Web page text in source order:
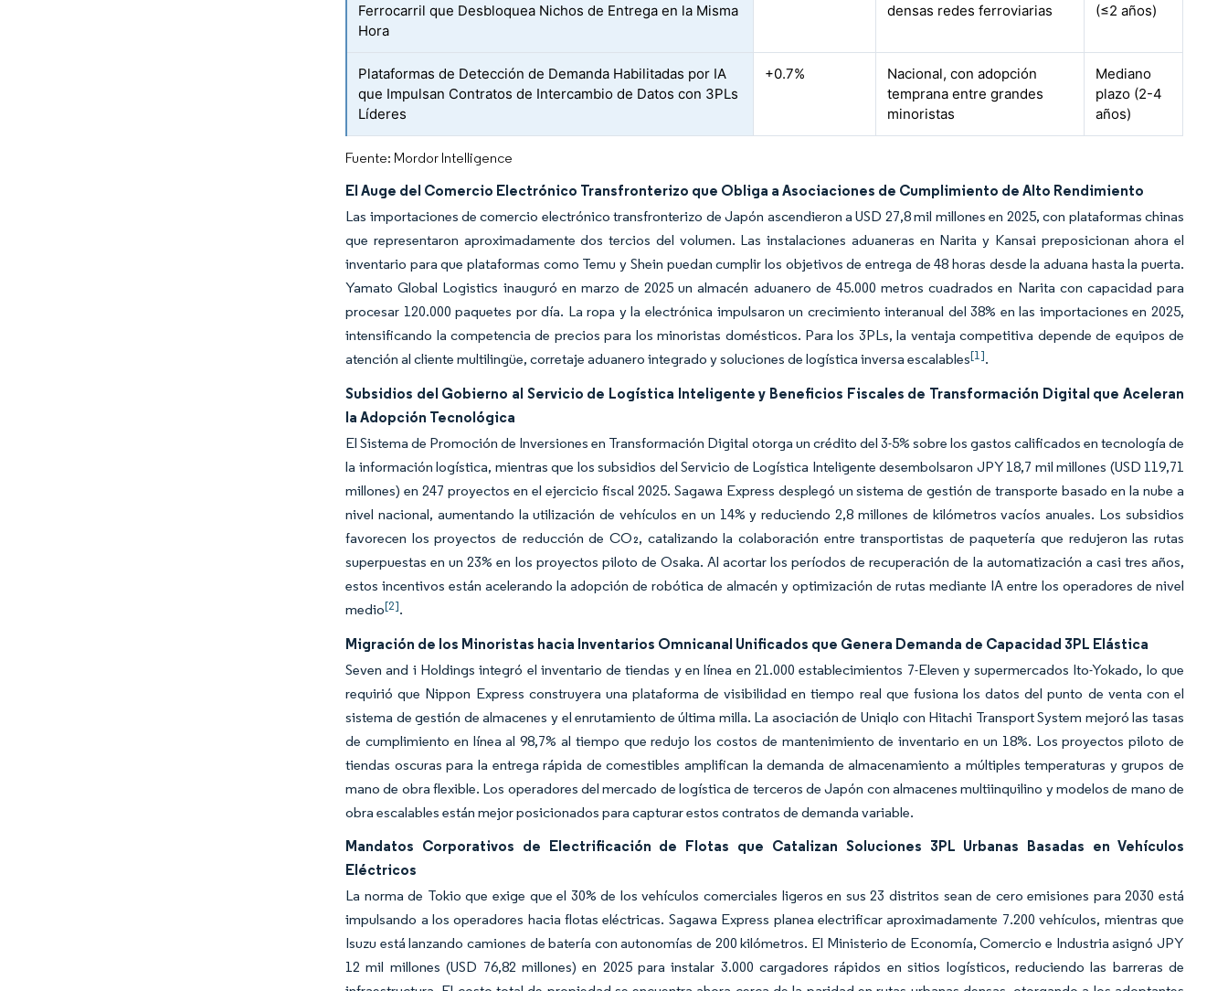
Ferrocarril que Desbloquea Nichos de Entrega en la Misma
Hora
densas redes ferroviarias
(≤2 años)
Plataformas de Detección de Demanda Habilitadas por IA
que Impulsan Contratos de Intercambio de Datos con 3PLs
Líderes
+0.7%
Nacional, con adopción
temprana entre grandes
minoristas
Mediano
plazo (2-4
años)
Fuente: Mordor Intelligence
El Auge del Comercio Electrónico Transfronterizo que Obliga a Asociaciones de Cumplimiento de Alto Rendimiento
Las importaciones de comercio electrónico transfronterizo de Japón ascendieron a USD 27,8 mil millones en 2025, con plataformas chinas
que representaron aproximadamente dos tercios del volumen. Las instalaciones aduaneras en Narita y Kansai preposicionan ahora el
inventario para que plataformas como Temu y Shein puedan cumplir los objetivos de entrega de 48 horas desde la aduana hasta la puerta.
Yamato Global Logistics inauguró en marzo de 2025 un almacén aduanero de 45.000 metros cuadrados en Narita con capacidad para
procesar 120.000 paquetes por día. La ropa y la electrónica impulsaron un crecimiento interanual del 38% en las importaciones en 2025,
intensificando la competencia de precios para los minoristas domésticos. Para los 3PLs, la ventaja competitiva depende de equipos de
atención al cliente multilingüe, corretaje aduanero integrado y soluciones de logística inversa escalables[1].
Subsidios del Gobierno al Servicio de Logística Inteligente y Beneficios Fiscales de Transformación Digital que Aceleran
la Adopción Tecnológica
El Sistema de Promoción de Inversiones en Transformación Digital otorga un crédito del 3-5% sobre los gastos calificados en tecnología de
la información logística, mientras que los subsidios del Servicio de Logística Inteligente desembolsaron JPY 18,7 mil millones (USD 119,71
millones) en 247 proyectos en el ejercicio fiscal 2025. Sagawa Express desplegó un sistema de gestión de transporte basado en la nube a
nivel nacional, aumentando la utilización de vehículos en un 14% y reduciendo 2,8 millones de kilómetros vacíos anuales. Los subsidios
favorecen los proyectos de reducción de CO₂, catalizando la colaboración entre transportistas de paquetería que redujeron las rutas
superpuestas en un 23% en los proyectos piloto de Osaka. Al acortar los períodos de recuperación de la automatización a casi tres años,
estos incentivos están acelerando la adopción de robótica de almacén y optimización de rutas mediante IA entre los operadores de nivel
medio[2].
Migración de los Minoristas hacia Inventarios Omnicanal Unificados que Genera Demanda de Capacidad 3PL Elástica
Seven and i Holdings integró el inventario de tiendas y en línea en 21.000 establecimientos 7-Eleven y supermercados Ito-Yokado, lo que
requirió que Nippon Express construyera una plataforma de visibilidad en tiempo real que fusiona los datos del punto de venta con el
sistema de gestión de almacenes y el enrutamiento de última milla. La asociación de Uniqlo con Hitachi Transport System mejoró las tasas
de cumplimiento en línea al 98,7% al tiempo que redujo los costos de mantenimiento de inventario en un 18%. Los proyectos piloto de
tiendas oscuras para la entrega rápida de comestibles amplifican la demanda de almacenamiento a múltiples temperaturas y grupos de
mano de obra flexible. Los operadores del mercado de logística de terceros de Japón con almacenes multiinquilino y modelos de mano de
obra escalables están mejor posicionados para capturar estos contratos de demanda variable.
Mandatos Corporativos de Electrificación de Flotas que Catalizan Soluciones 3PL Urbanas Basadas en Vehículos
Eléctricos
La norma de Tokio que exige que el 30% de los vehículos comerciales ligeros en sus 23 distritos sean de cero emisiones para 2030 está
impulsando a los operadores hacia flotas eléctricas. Sagawa Express planea electrificar aproximadamente 7.200 vehículos, mientras que
Isuzu está lanzando camiones de batería con autonomías de 200 kilómetros. El Ministerio de Economía, Comercio e Industria asignó JPY
12 mil millones (USD 76,82 millones) en 2025 para instalar 3.000 cargadores rápidos en sitios logísticos, reduciendo las barreras de